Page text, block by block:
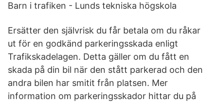
Barn i trafiken - Lunds tekniska högskola
Ersätter den självrisk du får betala om du råkar
ut för en godkänd parkeringsskada enligt
Trafikskadelagen. Detta gäller om du fått en
skada på din bil när den stått parkerad och den
andra bilen har smitit från platsen. Mer
information om parkeringsskador hittar du på